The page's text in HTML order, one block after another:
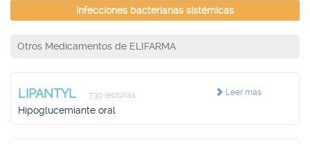
Infecciones bacterianas sistémicas
Otros Medicamentos de ELIFARMA
Leer más
LIPANTYL 730 lecturas
Hipoglucemiante oral